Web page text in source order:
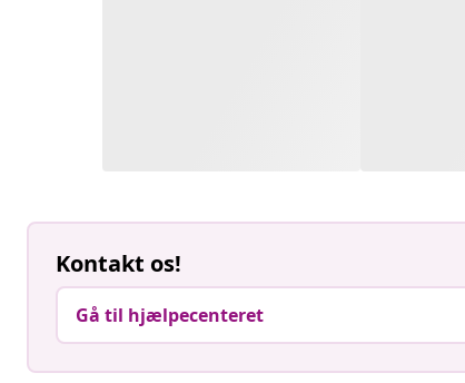
Lev stort for små
penge!